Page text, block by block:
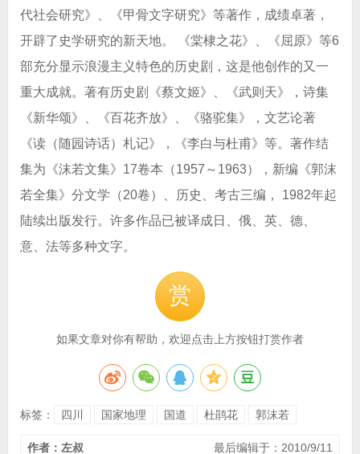
代社会研究》、《甲骨文字研究》等著作，成绩卓著，
开辟了史学研究的新天地。 《棠棣之花》、《屈原》等6
部充分显示浪漫主义特色的历史剧，这是他创作的又一
重大成就。著有历史剧《蔡文姬》、《武则天》，诗集
《新华颂》、《百花齐放》、《骆驼集》，文艺论著
《读（随园诗话）札记》，《李白与杜甫》等。著作结
集为《沫若文集》17卷本（1957～1963），新编《郭沫
若全集》分文学（20卷）、历史、考古三编， 1982年起
陆续出版发行。许多作品已被译成日、俄、英、德、
意、法等多种文字。
赏
如果文章对你有帮助，欢迎点击上方按钮打赏作者
标签： 四川 国家地理 国道 杜鹃花 郭沫若
最后编辑于：2010/9/11
作者：左叔